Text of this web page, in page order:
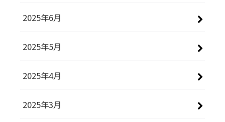
2025年6月
2025年5月
2025年4月
2025年3月